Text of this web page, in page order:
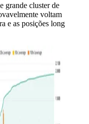
grande cluster de
voltam
e as posições long